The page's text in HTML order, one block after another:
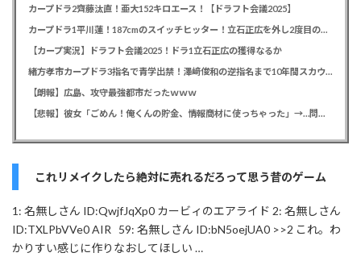
カープドラ2齊藤汰直！亜大152キロエース！【ドラフト会議2025】
カープドラ1平川蓮！187cmのスイッチヒッター！立石正広を外し2度目の重複も新井監督がクジを引き当てる！【ドラフト会議2025】
【カープ実況】ドラフト会議2025！ドラ1立石正広の獲得なるか
緒方孝市カープドラ3指名で青学出禁！澤﨑俊和の逆指名まで10年間スカウト出禁
【朗報】広島、攻守最強都市だったｗｗｗ
【悲報】彼女「ごめん！俺くんの貯金、情報商材に使っちゃった」→…問い詰めたらギャン泣きされたんだが俺が悪いのか？
これリメイクしたら絶対に売れるだろって思う昔のゲーム
1: 名無しさん ID:QwjfJqXp0 カービィのエアライド 2: 名無しさん
ID:TXLPbVVe0 AIR 59: 名無しさん ID:bN5oejUA0 >>2 これ。わ
かりすい感じに作りなおしてほしい …